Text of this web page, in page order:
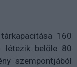
160
létezik belőle 80
szempontjából